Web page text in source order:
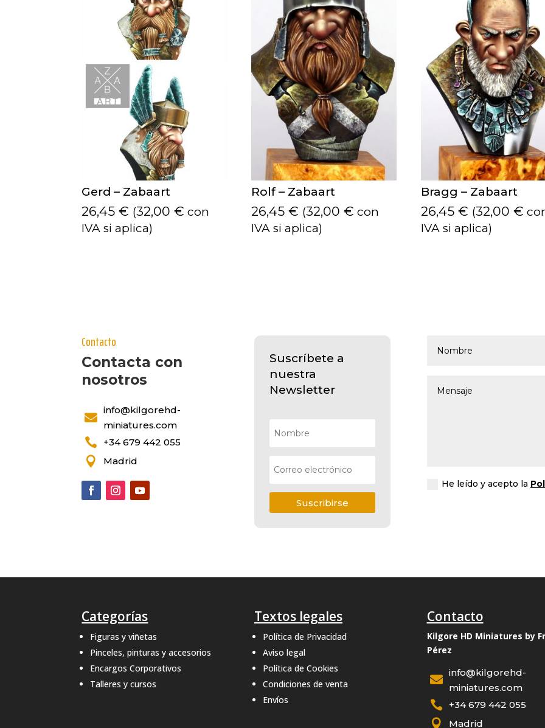
Gerd – Zabaart
26,45€ (32,00€ con
IVA si aplica)
Rolf – Zabaart
26,45€ (32,00€ con
IVA si aplica)
Bragg – Zabaart
26,45€ (32,00€
IVA si aplica)
Contacto
Contacta con
nosotros

info@kilgorehd-
miniatures.com
 +34 679 442 055
 Madrid
Suscríbete a
nuestra
Newsletter
Suscribirse
He leído y acepto la
Categorías
Figuras y viñetas
Pinceles, pinturas y accesorios
Encargos Corporativos
Talleres y cursos
Textos legales
Política de Privacidad
Aviso legal
Política de Cookies
Condiciones de venta
Envíos
Contacto
Kilgore HD Miniatures by
Pérez

info@kilgorehd-
miniatures.com
 +34 679 442 055
 Madrid